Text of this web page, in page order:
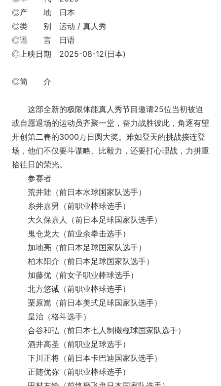
◎产 地 日本
◎类 别 运动 / 真人秀
◎语 言 日语
◎上映日期 2025-08-12(日本)
◎简 介
这部全新的极限体能真人秀节目邀请25位当初被迫
或自愿退场的运动员齐聚一堂，奋力战胜彼此，角逐有望
开创第二春的3000万日圆大奖。难如登天的挑战接连登
场，他们不仅要斗谋略、比毅力，还要打心理战，力拼重
拾往日的荣光。
参赛者
荒井陆（前日本水球国家队选手）
糸井嘉男（前职业棒球选手）
大久保嘉人（前日本足球国家队选手）
鬼仓龙大（前业余拳击选手）
加地亮（前日本足球国家队选手）
柏木阳介（前日本足球国家队选手）
加藤优（前女子职业棒球选手）
北方悠诚（前职业棒球选手）
栗原嵩（前日本美式足球国家队选手）
皇治（格斗选手）
合谷和弘（前日本七人制橄榄球国家队选手）
酒井高圣（前职业足球选手）
下川正将（前日本卡巴迪国家队选手）
正随优弥（前职业棒球选手）